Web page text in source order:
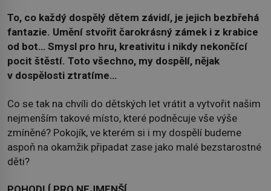
To, co každý dospělý dětem závidí, je jejich bezbřehá
fantazie. Umění stvořit čarokrásný zámek i z krabice
od bot… Smysl pro hru, kreativitu i nikdy nekončící
pocit štěstí. Toto všechno, my dospělí, nějak
v dospělosti ztratíme…
Co se tak na chvíli do dětských let vrátit a vytvořit našim
nejmenším takové místo, které podněcuje vše výše
zmíněné? Pokojík, ve kterém si i my dospělí budeme
aspoň na okamžik připadat zase jako malé bezstarostné
děti?